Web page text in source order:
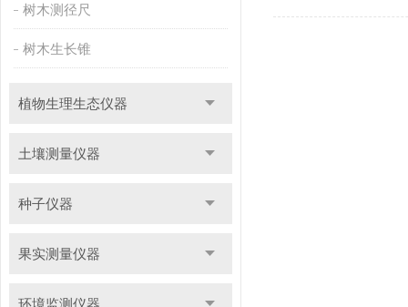
树木测径尺
树木生长锥
植物生理生态仪器
土壤测量仪器
种子仪器
果实测量仪器
环境监测仪器